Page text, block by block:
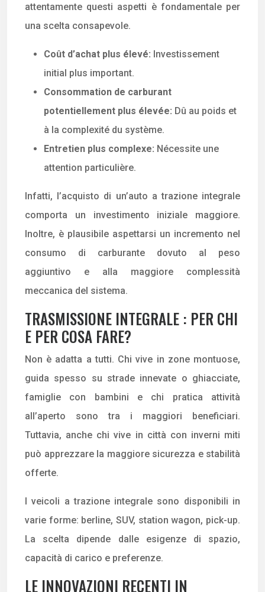
attentamente questi aspetti è fondamentale per
una scelta consapevole.
Coût d’achat plus élevé: Investissement
initial plus important.
Consommation de carburant
potentiellement plus élevée: Dû au poids et
à la complexité du système.
Entretien plus complexe: Nécessite une
attention particulière.
Infatti, l’acquisto di un’auto a trazione integrale
comporta un investimento iniziale maggiore.
Inoltre, è plausibile aspettarsi un incremento nel
consumo di carburante dovuto al peso
aggiuntivo e alla maggiore complessità
meccanica del sistema.
TRASMISSIONE INTEGRALE : PER CHI
E PER COSA FARE?
Non è adatta a tutti. Chi vive in zone montuose,
guida spesso su strade innevate o ghiacciate,
famiglie con bambini e chi pratica attività
all’aperto sono tra i maggiori beneficiari.
Tuttavia, anche chi vive in città con inverni miti
può apprezzare la maggiore sicurezza e stabilità
offerte.
I veicoli a trazione integrale sono disponibili in
varie forme: berline, SUV, station wagon, pick-up.
La scelta dipende dalle esigenze di spazio,
capacità di carico e preferenze.
LE INNOVAZIONI RECENTI IN